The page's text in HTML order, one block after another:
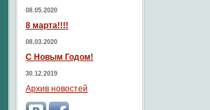
08.05.2020
8 марта!!!!
08.03.2020
С Новым Годом!
30.12.2019
Архив новостей